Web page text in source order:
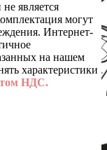
является
могут
Интернет-
на нашем
характеристики
НДС.